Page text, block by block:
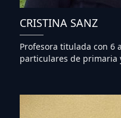
CRISTINA SANZ
Profesora titulada con 6
particulares de primaria